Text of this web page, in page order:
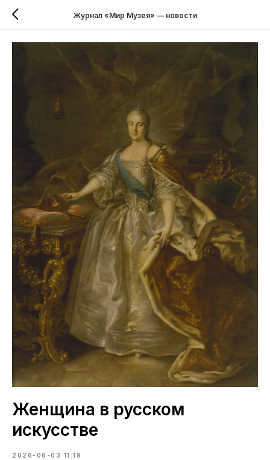
Журнал «Мир Музея» — новости
Женщина в русском
искусстве
2026-06-03 11:19